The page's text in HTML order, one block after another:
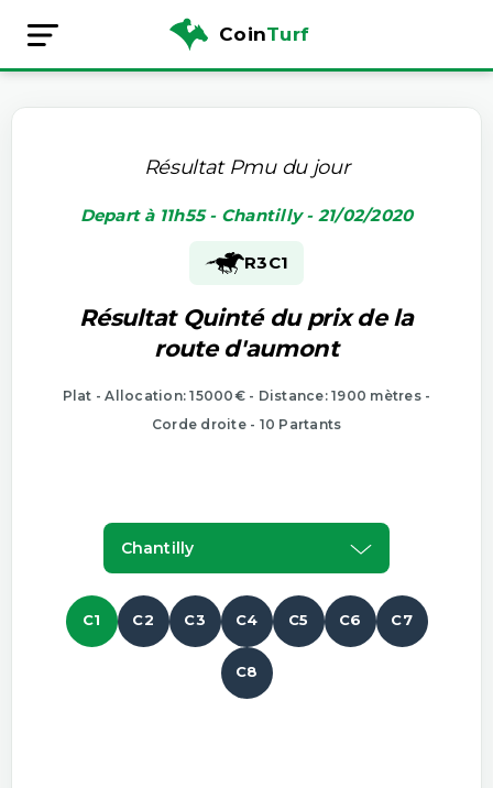
CoinTurf
Résultat Pmu du jour
Depart à 11h55 - Chantilly - 21/02/2020
R3C1
Résultat Quinté du prix de la
route d'aumont
Plat - Allocation: 15000€ - Distance: 1900 mètres -
Corde droite - 10 Partants
Chantilly
C1 C2 C3 C4 C5 C6 C7
C8